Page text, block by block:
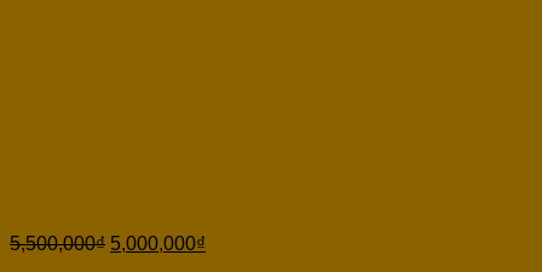
5,500,000₫ 5,000,000₫